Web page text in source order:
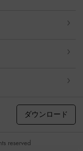
ダウンロード
reserved